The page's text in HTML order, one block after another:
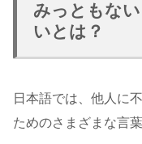
みっともな
いとは？
日本語では、他人に
ためのさまざまな言